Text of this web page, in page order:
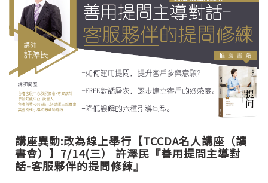
講座異動:改為線上舉行【TCCDA名人講座（讀
書會）】7/14(三） 許澤民『善用提問主導對
話-客服夥伴的提問修練』